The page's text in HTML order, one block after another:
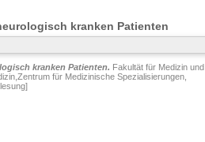
kranken Patienten
kranken Patienten. Fakultät für Medizin und
für Medizinische Spezialisierungen,